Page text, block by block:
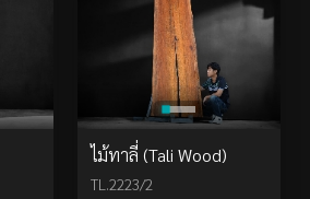
ไม้ทาลี่ (Tali Wood)
TL.2223/2